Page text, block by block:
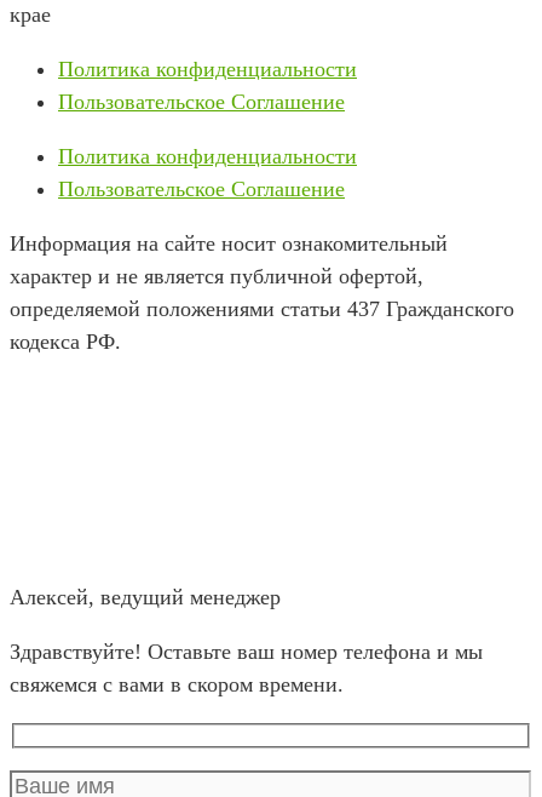
крае
Политика конфиденциальности
Пользовательское Соглашение
Политика конфиденциальности
Пользовательское Соглашение
Информация на сайте носит ознакомительный
характер и не является публичной офертой,
определяемой положениями статьи 437 Гражданского
кодекса РФ.
Алексей, ведущий менеджер
Здравствуйте! Оставьте ваш номер телефона и мы
свяжемся с вами в скором времени.